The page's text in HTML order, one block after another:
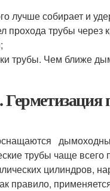
лучше собирает и
трубы через
трубы. Чем ближе
трубы чаще всего
цилиндров,
правило,